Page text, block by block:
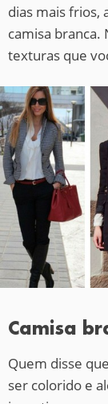
dias mais frios,
camisa branca.
texturas que
Camisa
Quem disse
ser colorido e